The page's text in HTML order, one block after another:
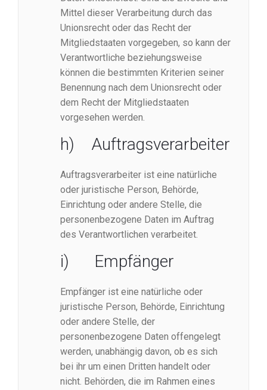
Mittel dieser Verarbeitung durch das
Unionsrecht oder das Recht der
Mitgliedstaaten vorgegeben, so kann der
Verantwortliche beziehungsweise
können die bestimmten Kriterien seiner
Benennung nach dem Unionsrecht oder
dem Recht der Mitgliedstaaten
vorgesehen werden.
h) Auftragsverarbeiter
Auftragsverarbeiter ist eine natürliche
oder juristische Person, Behörde,
Einrichtung oder andere Stelle, die
personenbezogene Daten im Auftrag
des Verantwortlichen verarbeitet.
i) Empfänger
Empfänger ist eine natürliche oder
juristische Person, Behörde, Einrichtung
oder andere Stelle, der
personenbezogene Daten offengelegt
werden, unabhängig davon, ob es sich
bei ihr um einen Dritten handelt oder
nicht. Behörden, die im Rahmen eines